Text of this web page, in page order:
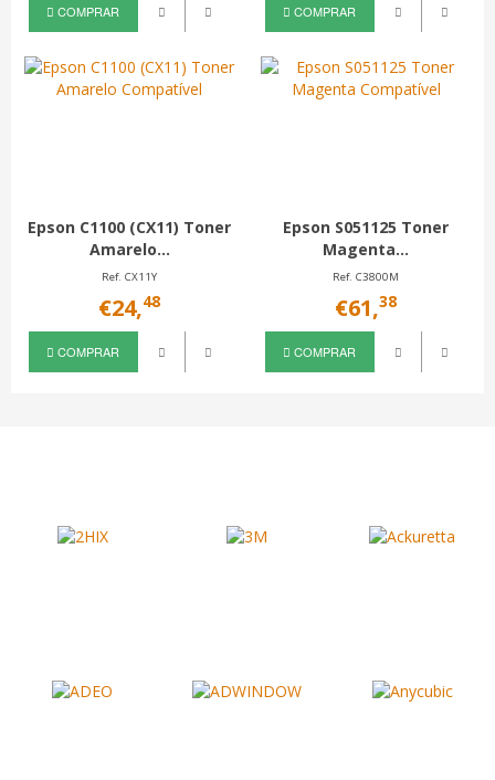
COMPRAR COMPRAR
Epson C1100 (CX11) Toner
Amarelo...
Ref. CX11Y
€24,48
COMPRAR
Epson S051125 Toner
Magenta...
Ref. C3800M
€61,38
COMPRAR